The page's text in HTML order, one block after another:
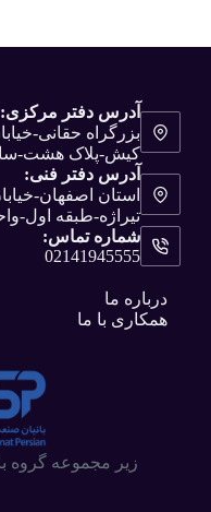
آدرس دفتر مرکزی:
بزرگراه حقانی-
کیش-پلاک هشت-
آدرس دفتر فنی:
استان اصفهان-
تیراژه-طبقه اول-
شماره تماس:
02141945555
درباره ما
همکاری با ما
زیر مجموعه گروه